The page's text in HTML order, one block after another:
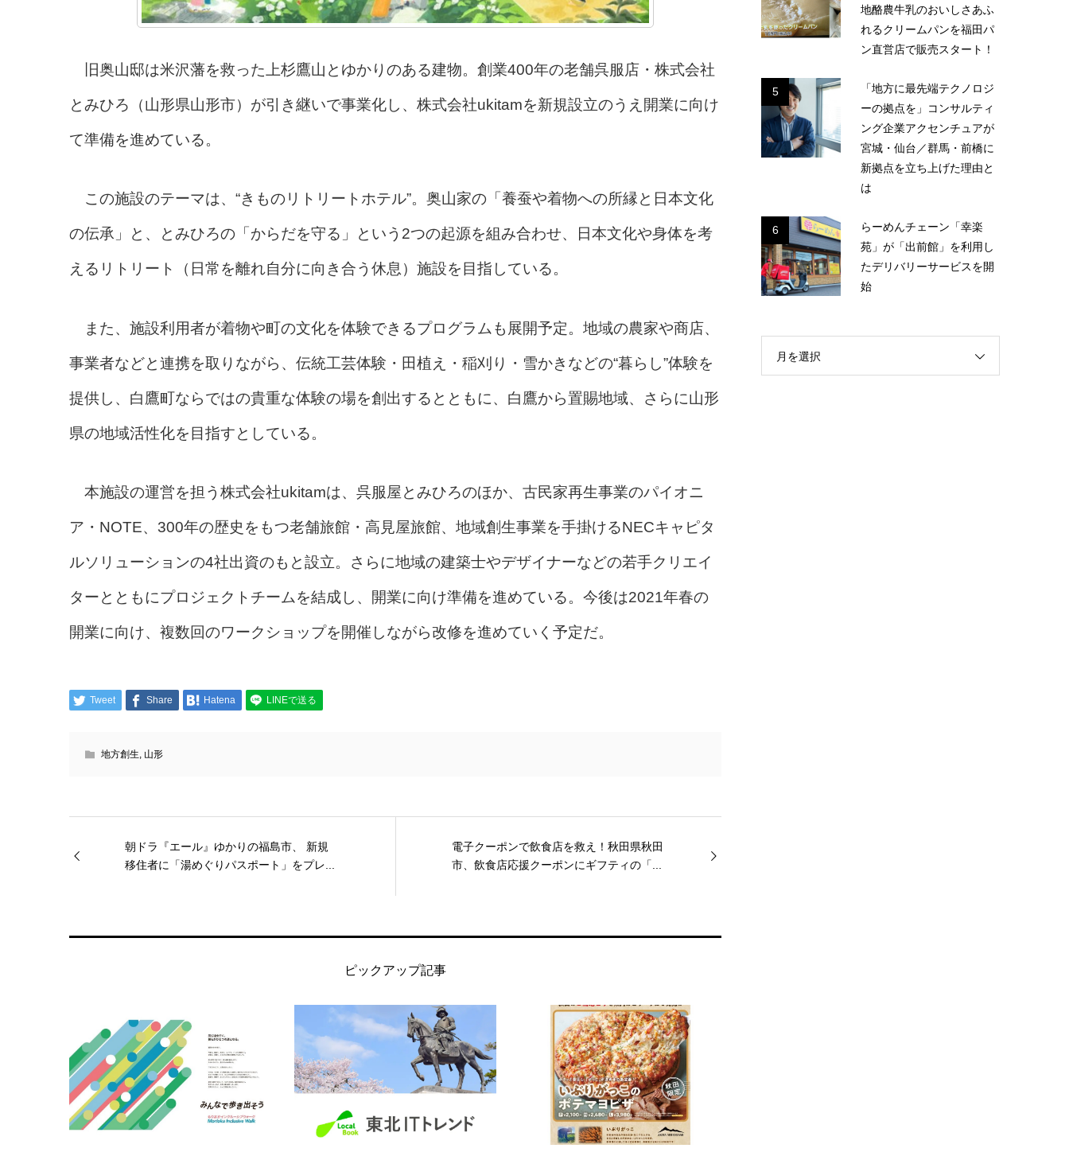
旧奥山邸は米沢藩を救った上杉鷹山とゆかりのある建物。創業400年の老舗呉服店・株式会社
とみひろ（山形県山形市）が引き継いで事業化し、株式会社ukitamを新規設立のうえ開業に向け
て準備を進めている。
この施設のテーマは、“きものリトリートホテル”。奥山家の「養蚕や着物への所縁と日本文化
の伝承」と、とみひろの「からだを守る」という2つの起源を組み合わせ、日本文化や身体を考
えるリトリート（日常を離れ自分に向き合う休息）施設を目指している。
また、施設利用者が着物や町の文化を体験できるプログラムも展開予定。地域の農家や商店、
事業者などと連携を取りながら、伝統工芸体験・田植え・稲刈り・雪かきなどの“暮らし”体験を
提供し、白鷹町ならではの貴重な体験の場を創出するとともに、白鷹から置賜地域、さらに山形
県の地域活性化を目指すとしている。
本施設の運営を担う株式会社ukitamは、呉服屋とみひろのほか、古民家再生事業のパイオニ
ア・NOTE、300年の歴史をもつ老舗旅館・高見屋旅館、地域創生事業を手掛けるNECキャピタ
ルソリューションの4社出資のもと設立。さらに地域の建築士やデザイナーなどの若手クリエイ
ターとともにプロジェクトチームを結成し、開業に向け準備を進めている。今後は2021年春の
開業に向け、複数回のワークショップを開催しながら改修を進めていく予定だ。
Tweet Share Hatena LINEで送る
地方創生, 山形
朝ドラ『エール』ゆかりの福島市、 新規
移住者に「湯めぐりパスポート」をプレ...
電子クーポンで飲食店を救え！秋田県秋田
市、飲食店応援クーポンにギフティの「...
ピックアップ記事
地酪農牛乳のおいしさあふ
れるクリームパンを福田パ
ン直営店で販売スタート！
5
「地方に最先端テクノロジ
ーの拠点を」コンサルティ
ング企業アクセンチュアが
宮城・仙台／群馬・前橋に
新拠点を立ち上げた理由と
は
6
らーめんチェーン「幸楽
苑」が「出前館」を利用し
たデリバリーサービスを開
始
月を選択